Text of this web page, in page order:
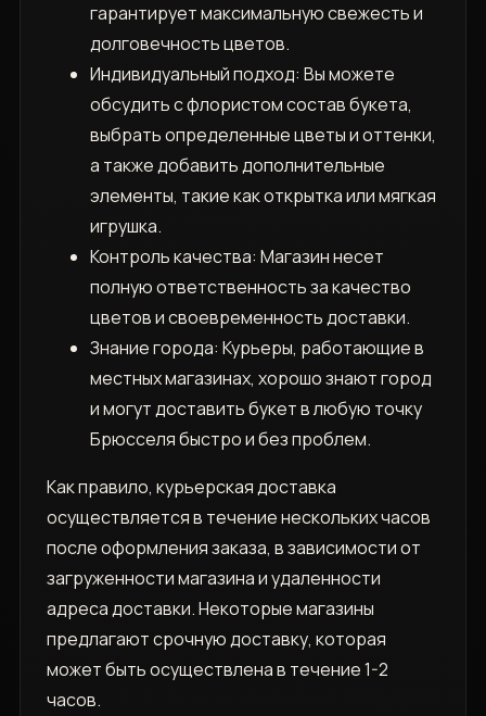
гарантирует максимальную свежесть и
долговечность цветов.
Индивидуальный подход: Вы можете
обсудить с флористом состав букета,
выбрать определенные цветы и оттенки,
а также добавить дополнительные
элементы, такие как открытка или мягкая
игрушка.
Контроль качества: Магазин несет
полную ответственность за качество
цветов и своевременность доставки.
Знание города: Курьеры, работающие в
местных магазинах, хорошо знают город
и могут доставить букет в любую точку
Брюсселя быстро и без проблем.
Как правило, курьерская доставка
осуществляется в течение нескольких часов
после оформления заказа, в зависимости от
загруженности магазина и удаленности
адреса доставки. Некоторые магазины
предлагают срочную доставку, которая
может быть осуществлена в течение 1-2
часов.